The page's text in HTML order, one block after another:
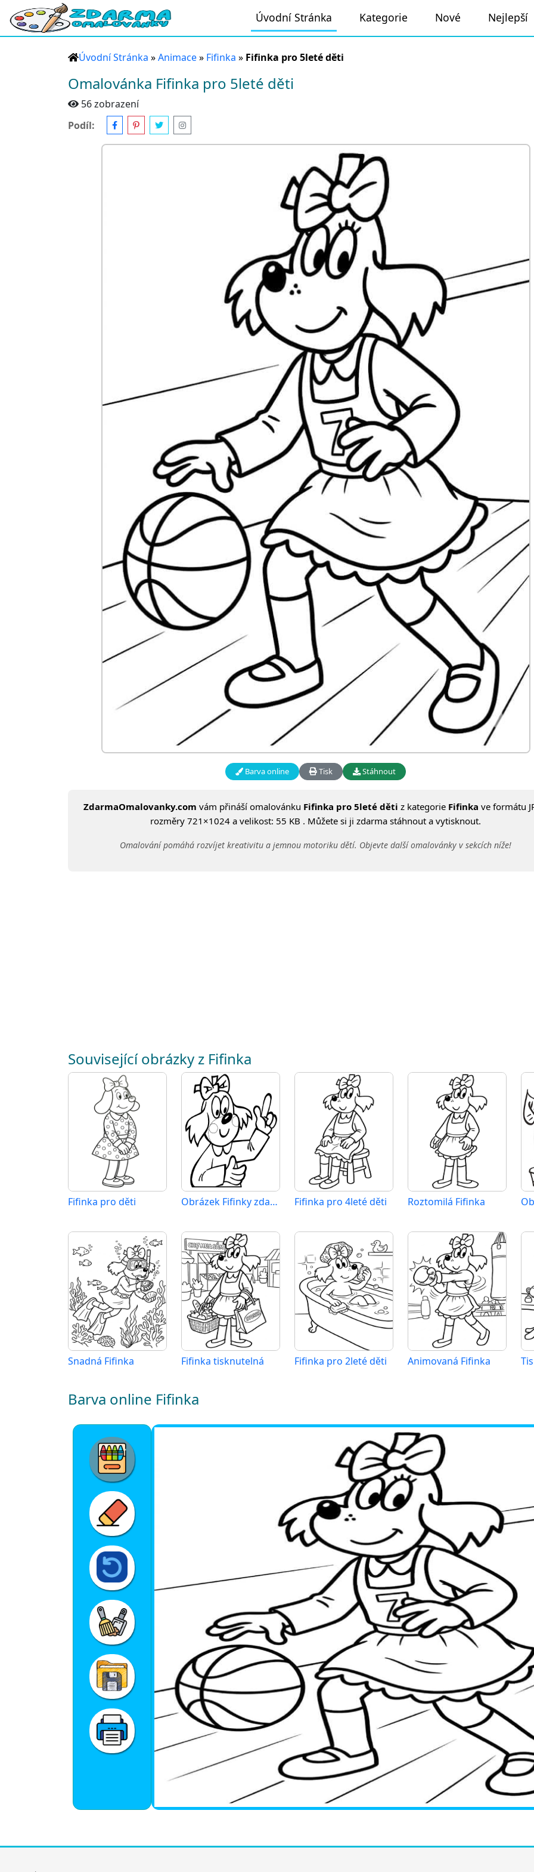
Úvodní Stránka Kategorie Nové Nejlepší
Úvodní Stránka »Animace» Fifinka » Fifinka pro 5leté děti
Omalovánka Fifinka pro 5leté děti
56 zobrazení
Podíl:
Barva online Tisk Stáhnout
ZdarmaOmalovanky.com vám přináší omalovánku Fifinka pro 5leté děti z kategorie Fifinka ve formátu
rozměry 721×1024 a velikost: 55 KB . Můžete si ji zdarma stáhnout a vytisknout.
Omalování pomáhá rozvíjet kreativitu a jemnou motoriku dětí. Objevte další omalovánky v sekcích níže!
Související obrázky z Fifinka
Fifinka pro děti Obrázek Fifinky zdarma Fifinka pro 4leté děti Roztomilá Fifinka
Snadná Fifinka Fifinka tisknutelná Fifinka pro 2leté děti Animovaná Fifinka
Barva online Fifinka